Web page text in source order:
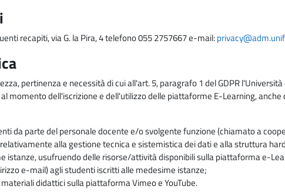
recapiti, via G. la Pira, 4 telefono 055 2757667 e-mail:
pertinenza e necessità di cui all'art. 5, paragrafo 1 del GDPR
dell'iscrizione e dell'utilizzo delle piattaforme E-Learning,
da parte del personale docente e/o svolgente funzione (chiamato a
alla gestione tecnica e sistemistica dei dati e alla struttura
istanze, usufruendo delle risorse/attività disponibili sulla piattaforma e-
e-mail) agli studenti iscritti alle medesime istanze;
didattici sulla piattaforma Vimeo e YouTube.